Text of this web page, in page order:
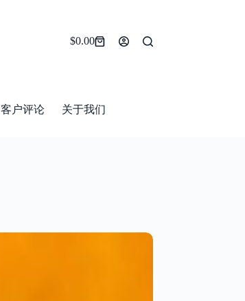
Shopping
$0.00
客户评论 关于我们